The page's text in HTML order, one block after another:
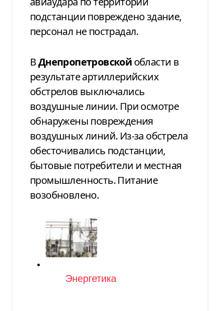
подстанции повреждено здание,
персонал не пострадал.
ВДнепропетровской области в
результате артиллерийских
обстрелов выключались
воздушные линии. При осмотре
обнаружены повреждения
воздушных линий. Из-за обстрела
обесточивались подстанции,
бытовые потребители и местная
промышленность. Питание
возобновлено.
Категория
Энергетика